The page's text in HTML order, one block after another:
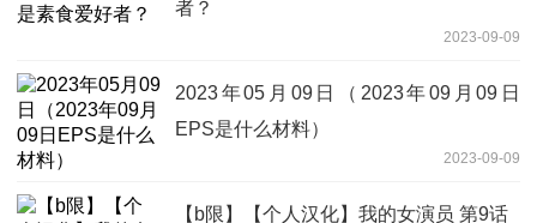
者？
2023-09-09
2023年05月09日（2023年09月09日
EPS是什么材料）
2023-09-09
【b限】【个人汉化】我的女演员 第9话